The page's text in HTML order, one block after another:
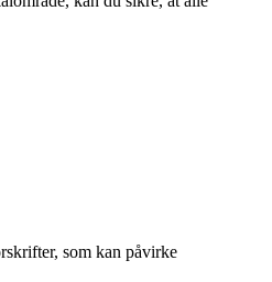
som kan påvirke